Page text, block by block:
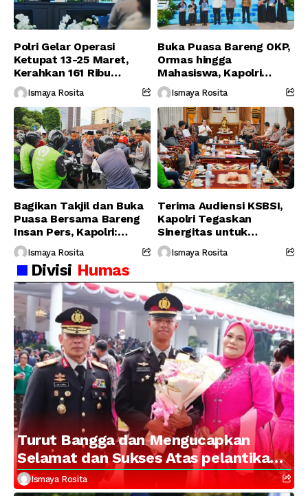
Polri Gelar Operasi
Ketupat 13-25 Maret,
Kerahkan 161 Ribu
Personel Gabungan
Ismaya Rosita
Buka Puasa Bareng OKP,
Ormas hingga
Mahasiswa, Kapolri
Serukan Jaga
Persatuan-Dukung
Program Pemerintah
Ismaya Rosita
Bagikan Takjil dan Buka
Puasa Bersama Bareng
Insan Pers, Kapolri:
Suara Media Suara
Publik
Ismaya Rosita
Terima Audiensi KSBSI,
Kapolri Tegaskan
Sinergitas untuk
Perjuangkan Hak Buruh
Ismaya Rosita
Divisi Humas
Turut Bangga dan Mengucapkan
Selamat dan Sukses Atas pelantikan
Putra Brigjen Pol Drs, A.M Kamal.
Ismaya Rosita